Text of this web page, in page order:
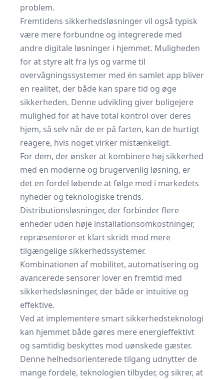
problem.
Fremtidens sikkerhedsløsninger vil også typisk
være mere forbundne og integrerede med
andre digitale løsninger i hjemmet. Muligheden
for at styre alt fra lys og varme til
overvågningssystemer med én samlet app bliver
en realitet, der både kan spare tid og øge
sikkerheden. Denne udvikling giver boligejere
mulighed for at have total kontrol over deres
hjem, så selv når de er på farten, kan de hurtigt
reagere, hvis noget virker mistænkeligt.
For dem, der ønsker at kombinere høj sikkerhed
med en moderne og brugervenlig løsning, er
det en fordel løbende at følge med i markedets
nyheder og teknologiske trends.
Distributionsløsninger, der forbinder flere
enheder uden høje installationsomkostninger,
repræsenterer et klart skridt mod mere
tilgængelige sikkerhedssystemer.
Kombinationen af mobilitet, automatisering og
avancerede sensorer lover en fremtid med
sikkerhedsløsninger, der både er intuitive og
effektive.
Ved at implementere smart sikkerhedsteknologi
kan hjemmet både gøres mere energieffektivt
og samtidig beskyttes mod uønskede gæster.
Denne helhedsorienterede tilgang udnytter de
mange fordele, teknologien tilbyder, og sikrer, at